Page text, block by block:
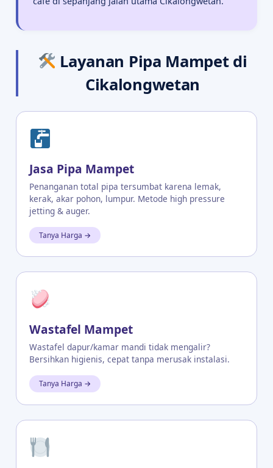
Layanan Pipa Mampet di
Cikalongwetan
Jasa Pipa Mampet
Penanganan total pipa tersumbat karena lemak,
kerak, akar pohon, lumpur. Metode high pressure
jetting & auger.
Tanya Harga →
Wastafel Mampet
Wastafel dapur/kamar mandi tidak mengalir?
Bersihkan higienis, cepat tanpa merusak instalasi.
Tanya Harga →